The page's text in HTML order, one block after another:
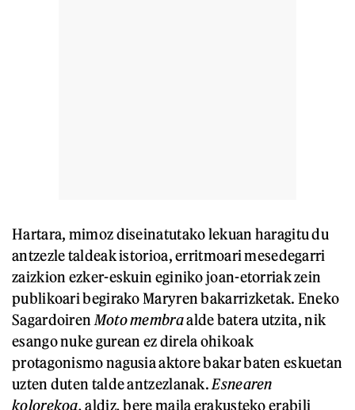
Hartara, mimoz diseinatutako lekuan haragitu du
antzezle taldeak istorioa, erritmoari mesedegarri
zaizkion ezker-eskuin eginiko joan-etorriak zein
publikoari begirako Maryren bakarrizketak. Eneko
Sagardoiren Moto membraalde batera utzita, nik
esango nuke gurean ez direla ohikoak
protagonismo nagusia aktore bakar baten eskuetan
uzten duten talde antzezlanak. Esnearen
kolorekoa,aldiz,bere maila erakusteko erabili